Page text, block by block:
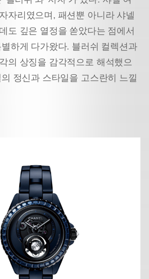
자리였으며, 패션뿐 아니라 샤넬
도 깊은 열정을 쏟았다는 점에서
하게 다가왔다. 블러쉬 컬렉션과
의 상징을 감각적으로 해석했으
정신과 스타일을 고스란히 느낄